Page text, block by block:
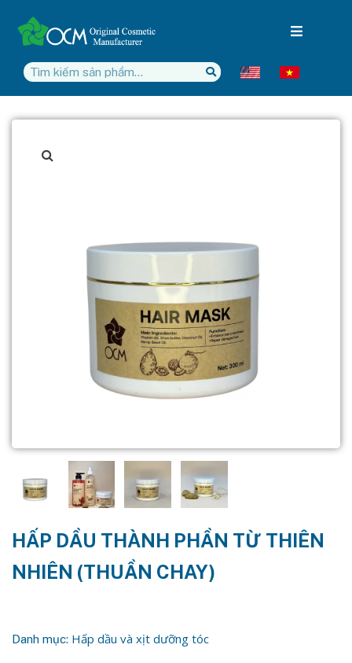
HẤP DẦU THÀNH PHẦN TỪ THIÊN
NHIÊN (THUẦN CHAY)
Danh mục: Hấp dầu và xịt dưỡng tóc